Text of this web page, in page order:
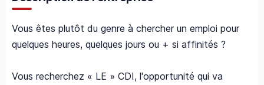
Vous êtes plutôt du genre à chercher un emploi pour
quelques heures, quelques jours ou + si affinités ?
Vous recherchez « LE » CDI, l'opportunité qui va